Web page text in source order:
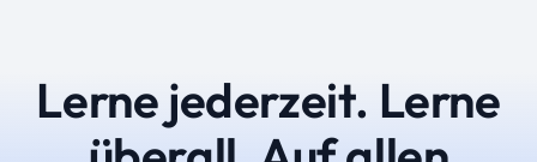
Lerne jederzeit. Lerne